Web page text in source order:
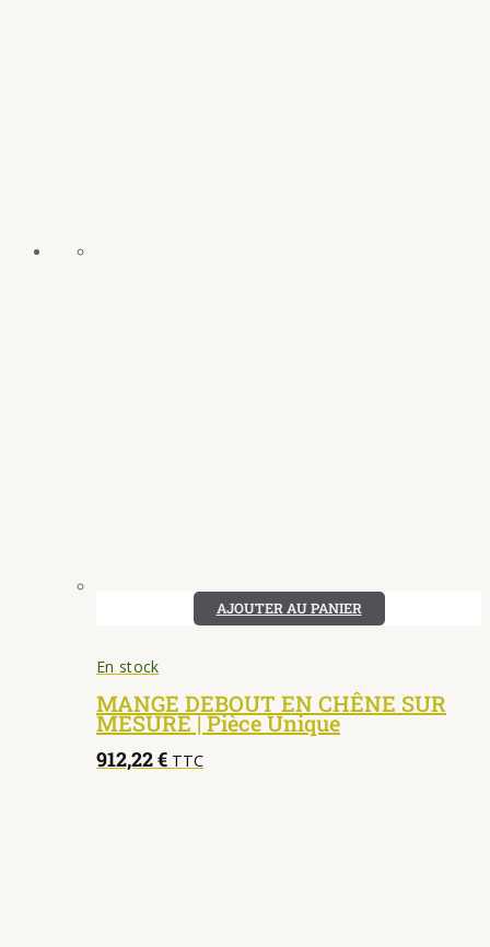
AJOUTER AU PANIER
MANGE DEBOUT EN CHÊNE SUR
MESURE | Pièce Unique
912,22€ TTC
En stock